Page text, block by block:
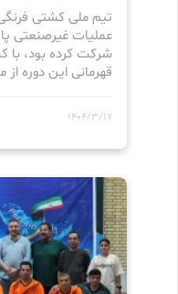
تیم ملی کشتی
عملیات غیرصنعتی
شرکت کرده بود، با
قهرمانی این دوره
1404/3/17